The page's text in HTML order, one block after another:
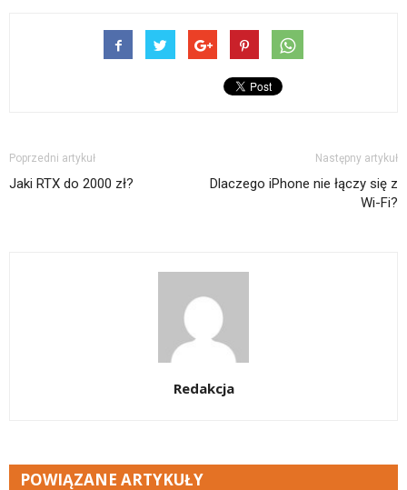
Poprzedni artykuł
Jaki RTX do 2000 zł?
Następny artykuł
Dlaczego iPhone nie łączy się z
Wi-Fi?
Redakcja
POWIĄZANE ARTYKUŁY